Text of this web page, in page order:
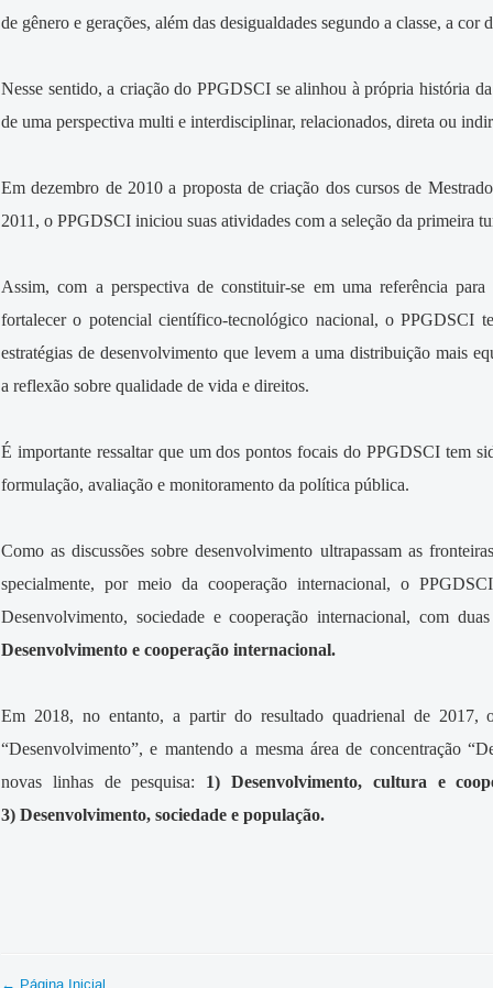
de gênero e gerações, além das desigualdades segundo a classe, a
Nesse sentido, a criação do PPGDSCI se alinhou à própria história
de uma perspectiva multi e interdisciplinar, relacionados, direta ou
Em dezembro de 2010 a proposta de criação dos cursos de
2011, o PPGDSCI iniciou suas atividades com a seleção da primeira
Assim, com a perspectiva de constituir-se em uma referência
fortalecer o potencial científico-tecnológico nacional, o PPGDSCI
estratégias de desenvolvimento que levem a uma distribuição mais
a reflexão sobre qualidade de vida e direitos.
É importante ressaltar que um dos pontos focais do PPGDSCI tem
formulação, avaliação e monitoramento da política pública.
Como as discussões sobre desenvolvimento ultrapassam as
specialmente, por meio da cooperação internacional, o
Desenvolvimento, sociedade e cooperação internacional, com
Desenvolvimento e cooperação internacional.
Em 2018, no entanto, a partir do resultado quadrienal de 2017,
“Desenvolvimento”, e mantendo a mesma área de concentração
novas linhas de pesquisa: 1) Desenvolvimento, cultura e
3) Desenvolvimento, sociedade e população.
← Página Inicial